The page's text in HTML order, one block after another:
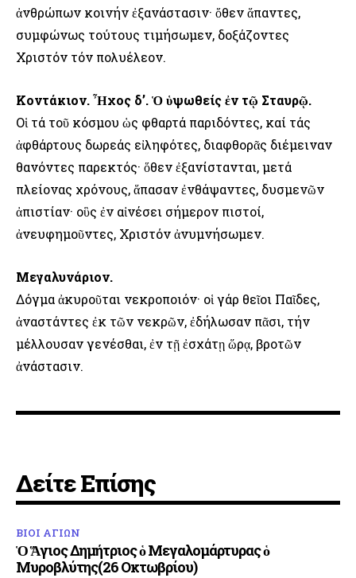
ἀνθρώπων κοινήν ἐξανάστασιν· ὅθεν ἅπαντες,
συμφώνως τούτους τιμήσωμεν, δοξάζοντες
Χριστόν τόν πολυέλεον.
Κοντάκιον. Ἦχος δ’. Ὁ ὑψωθείς ἐν τῷ Σταυρῷ.
Οἱ τά τοῦ κόσμου ὡς φθαρτά παριδόντες, καί τάς
ἀφθάρτους δωρεάς εἰληφότες, διαφθορᾶς διέμειναν
θανόντες παρεκτός· ὅθεν ἐξανίστανται, μετά
πλείονας χρόνους, ἅπασαν ἐνθάψαντες, δυσμενῶν
ἀπιστίαν· οὓς ἐν αἰνέσει σήμερον πιστοί,
ἀνευφημοῦντες, Χριστόν ἀνυμνήσωμεν.
Μεγαλυνάριον.
Δόγμα ἀκυροῦται νεκροποιόν· οἱ γάρ θεῖοι Παῖδες,
ἀναστάντες ἐκ τῶν νεκρῶν, ἐδήλωσαν πᾶσι, τήν
μέλλουσαν γενέσθαι, ἐν τῇ ἐσχάτῃ ὥρᾳ, βροτῶν
ἀνάστασιν.
Δείτε Επίσης
ΒΙΟΙ ΑΓΙΩΝ
Ὁ Ἅγιος Δημήτριος ὁ Μεγαλομάρτυρας ὁ
Μυροβλύτης(26 Οκτωβρίου)